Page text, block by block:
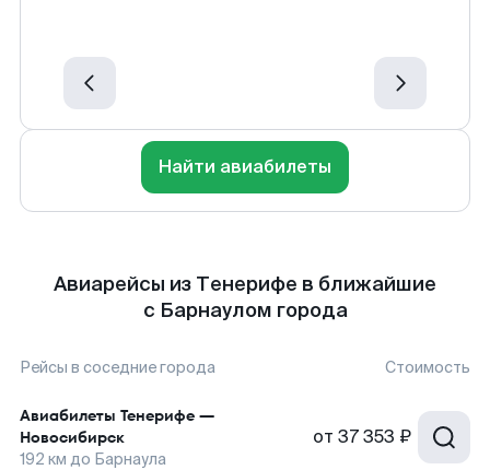
Найти авиабилеты
Авиарейсы из Тенерифе в ближайшие
с Барнаулом города
Рейсы в соседние города Стоимость
Авиабилеты Тенерифе —
Новосибирск
192 км до Барнаула
от 37 353 ₽